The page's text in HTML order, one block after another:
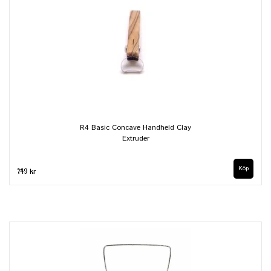
R4 Basic Concave Handheld Clay
Extruder
749 kr